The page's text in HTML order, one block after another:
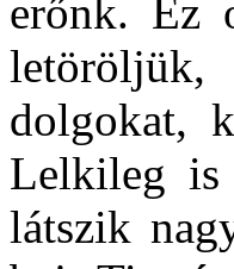
erőnk. Ez
dolgokat,
Lelkileg is
látszik